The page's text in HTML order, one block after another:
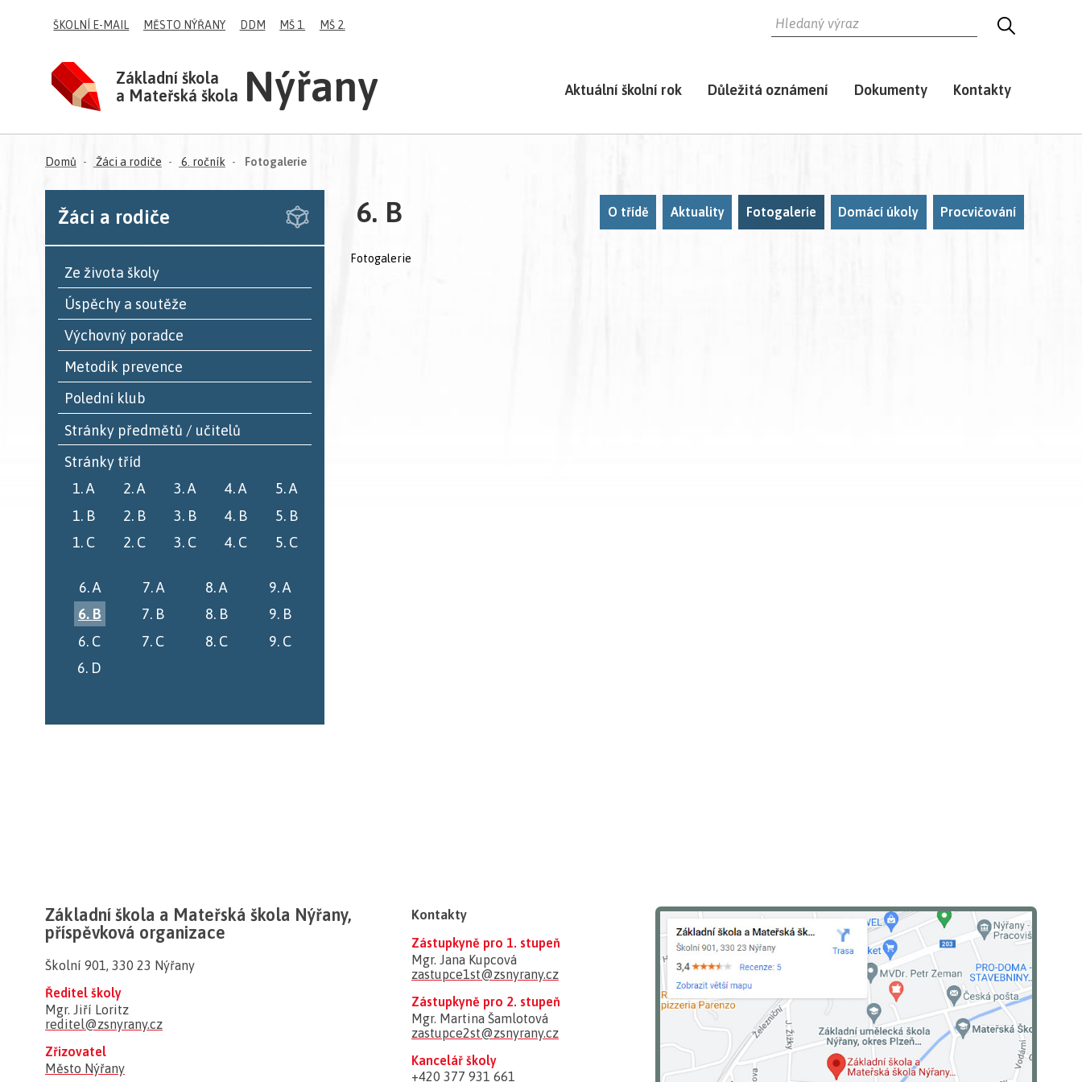
ŠKOLNÍ E-MAIL MĚSTO NÝŘANY DDM MŠ 1. MŠ 2. HLEDAT
Základní škola
a Mateřská škola Nýřany Aktuální školní rok Důležitá oznámení Dokumenty Kontakty
Domů Žáci a rodiče 6. ročník Fotogalerie(aktuální)
Žáci a rodiče
Ze života školy
Úspěchy a soutěže
Výchovný poradce
Metodik prevence
Polední klub
Stránky předmětů / učitelů
Stránky tříd
1. A
1. B
1. C
2. A
2. B
2. C
3. A
3. B
3. C
4. A
4. B
4. C
5. A
5. B
5. C
6. A
6. B
6. C
6. D
7. A
7. B
7. C
8. A
8. B
8. C
9. A
9. B
9. C
6. B O třídě Aktuality Fotogalerie Domácí úkoly Procvičování
Fotogalerie
Základní škola a Mateřská škola Nýřany,
příspěvková organizace
Školní 901, 330 23 Nýřany
Ředitel školy
Mgr. Jiří Loritz
reditel@zsnyrany.cz
Zřizovatel
Město Nýřany
Kontakty
Zástupkyně pro 1. stupeň
Mgr. Jana Kupcová
zastupce1st@zsnyrany.cz
Zástupkyně pro 2. stupeň
Mgr. Martina Šamlotová
zastupce2st@zsnyrany.cz
Kancelář školy
+420 377 931 661